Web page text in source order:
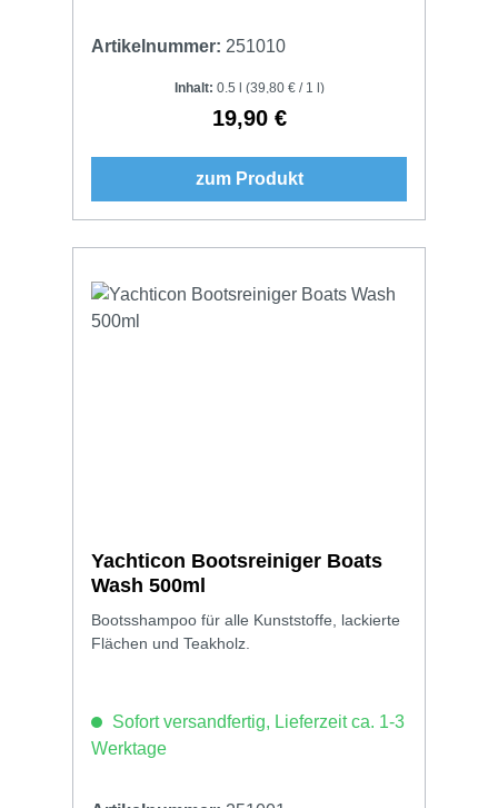
Artikelnummer: 251010
Inhalt: 0.5 l (39,80 € / 1 l)
Regulärer Preis:
19,90 €
zum Produkt
Yachticon Bootsreiniger Boats
Wash 500ml
Bootsshampoo für alle Kunststoffe, lackierte
Flächen und Teakholz.
Sofort versandfertig, Lieferzeit ca. 1-3
Werktage